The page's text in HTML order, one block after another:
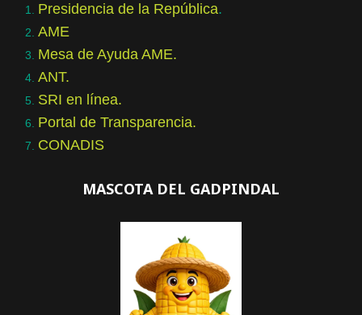
Presidencia de la República.
AME
Mesa de Ayuda AME.
ANT.
SRI en línea.
Portal de Transparencia.
CONADIS
MASCOTA DEL GADPINDAL